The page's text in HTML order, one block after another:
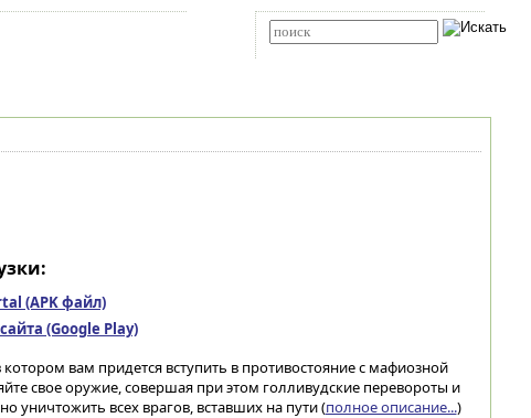
(APK файл)
(Google Play)
вам придется вступить в противостояние с мафиозной
свое оружие, совершая при этом голливудские перевороты и
уничтожить всех врагов, вставших на пути (полное описание...)